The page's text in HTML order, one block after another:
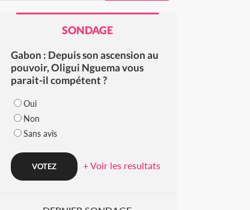
SONDAGE
Gabon : Depuis son ascension au
pouvoir, Oligui Nguema vous
parait-il compétent ?
Oui
Non
Sans avis
+ Voir les resultats